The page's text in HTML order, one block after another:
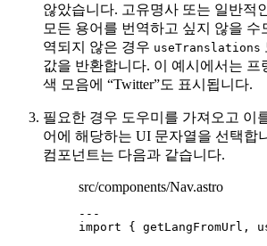
않았습니다. 고유명사 또는 일반적
모든 용어를 번역하고 싶지 않을 수
역되지 않은 경우 useTranslations
값을 반환합니다. 이 예시에서는 프
색 모음에 “Twitter”도 표시됩니다.
필요한 경우 도우미를 가져오고 이
어에 해당하는 UI 문자열을 선택합
컴포넌트는 다음과 같습니다.
src/components/Nav.astro
---
import { getLangFromUrl,